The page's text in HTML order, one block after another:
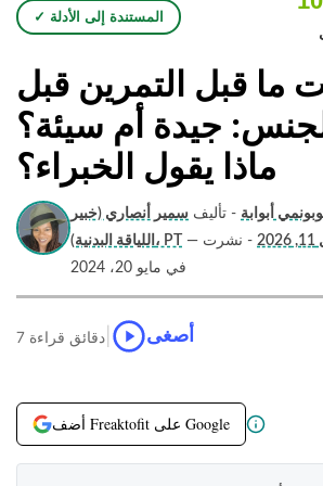
✓ المستندة إلى الأدلة
ما قبل التمرين قبل
جيدة أم سيئة؟
ماذا يقول الخبراء؟
أبوابة - تأليف سمير أنصاري (خبير
اللياقة البدنية)، PT
— - نشرت
في مايو 20، 2024
7 دقائق قراءة أصغى
أضف Freaktofit على Google